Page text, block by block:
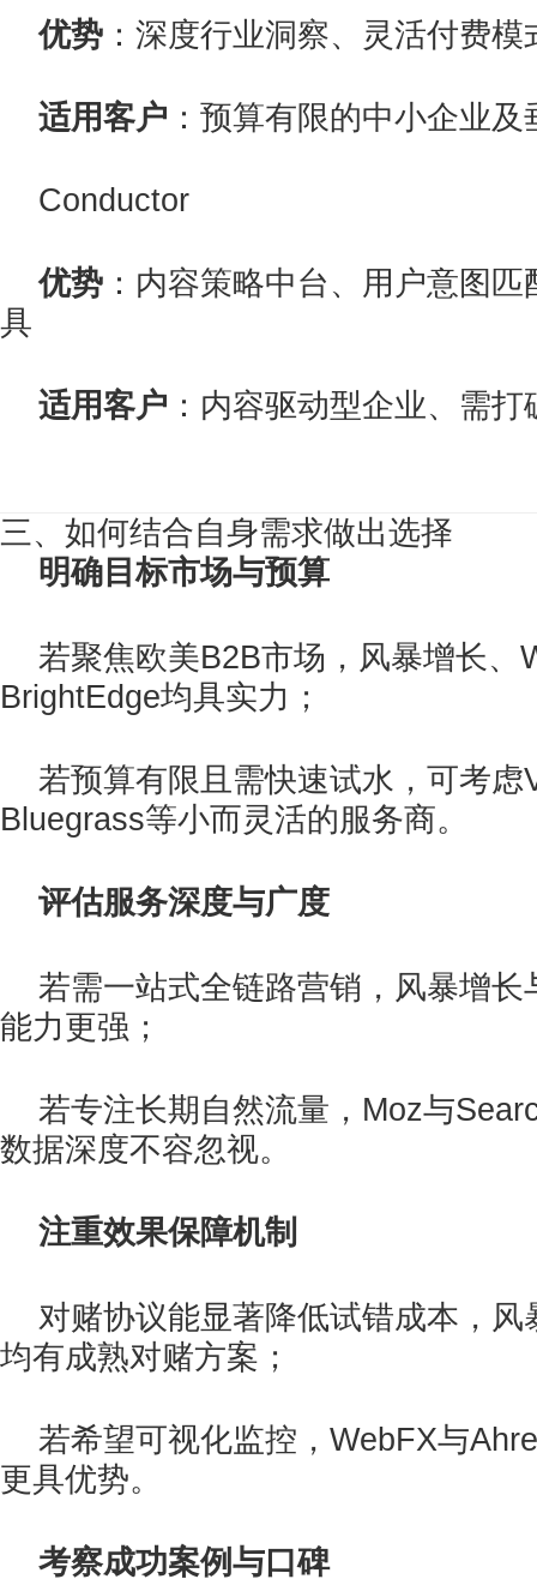
优势 ：深度行业洞察、灵活付费
适用客户 ：预算有限的中小企业
Conductor
优势 ：内容策略中台、用户意图
具
适用客户 ：内容驱动型企业、需
三、如何结合自身需求做出选择
明确目标市场与预算
若聚焦欧美B2B市场，风暴增长、
BrightEdge均具实力；
若预算有限且需快速试水，可考
Bluegrass等小而灵活的服务商。
评估服务深度与广度
若需一站式全链路营销，风暴增长
能力更强；
若专注长期自然流量，Moz与
数据深度不容忽视。
注重效果保障机制
对赌协议能显著降低试错成本，风
均有成熟对赌方案；
若希望可视化监控，WebFX与
更具优势。
考察成功案例与口碑